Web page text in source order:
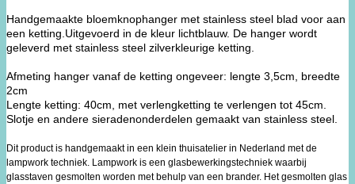
Handgemaakte bloemknophanger met stainless steel blad voor aan
een ketting.Uitgevoerd in de kleur lichtblauw. De hanger wordt
geleverd met stainless steel zilverkleurige ketting.
Afmeting hanger vanaf de ketting ongeveer: lengte 3,5cm, breedte
2cm
Lengte ketting: 40cm, met verlengketting te verlengen tot 45cm.
Slotje en andere sieradenonderdelen gemaakt van stainless steel.
Dit product is handgemaakt in een klein thuisatelier in Nederland met de
lampwork techniek. Lampwork is een glasbewerkingstechniek waarbij
glasstaven gesmolten worden met behulp van een brander. Het gesmolten glas